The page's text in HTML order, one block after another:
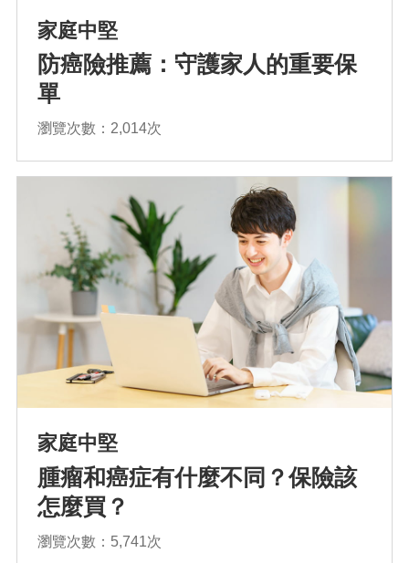
家庭中堅
防癌險推薦：守護家人的重要保
單
瀏覽次數：2,014次
家庭中堅
腫瘤和癌症有什麼不同？保險該
怎麼買？
瀏覽次數：5,741次
排序
依近一個月熱門度
依上架時間新至舊
依瀏覽人數多至少
確認排序